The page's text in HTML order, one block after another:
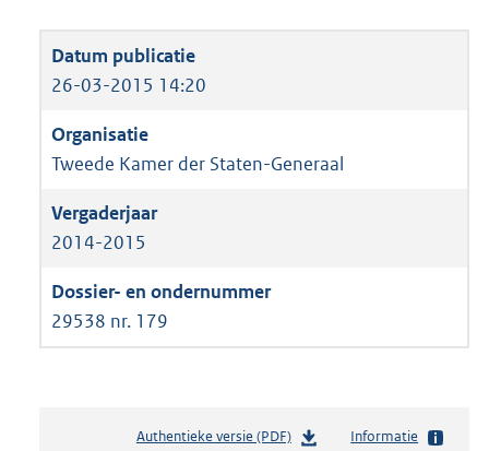
26-03-2015 14:20
Tweede Kamer der Staten-Generaal
2014-2015
29538 nr. 179
Authentieke versie (PDF)b
Informatie